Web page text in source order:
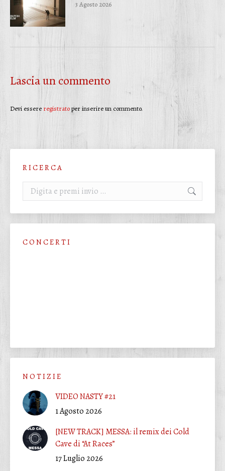
3 Agosto 2026
Lascia un commento
Devi essere registratoper inserire un commento.
R I C E R C A
Cerca:
C O N C E R T I
N O T I Z I E
VIDEO NASTY #21
1 Agosto 2026
[NEW TRACK] MESSA: il remix dei Cold
Cave di “At Races”
17 Luglio 2026